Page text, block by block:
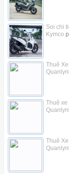
Soi chi
Kymco
Thuê
Thuê xe
Thuê